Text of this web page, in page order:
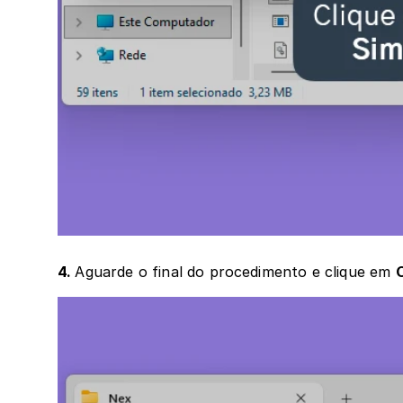
4. Aguarde o final do procedimento e clique em